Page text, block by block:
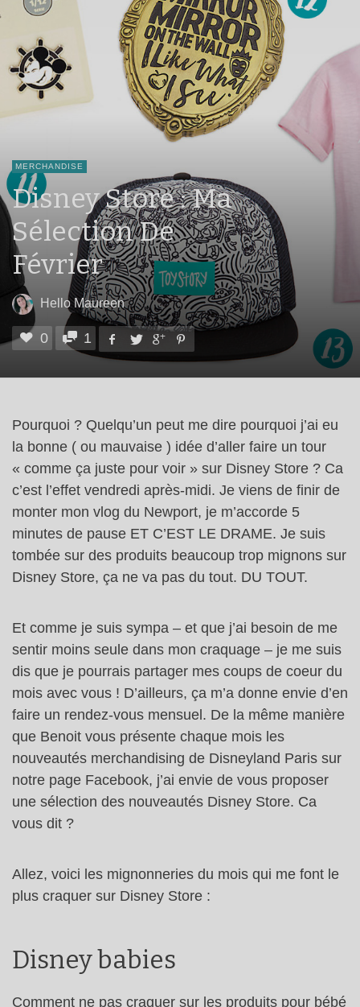
MERCHANDISE
Disney Store : Ma
Sélection De
Février
Hello Maureen
0 1
Pourquoi ? Quelqu’un peut me dire pourquoi j’ai eu
la bonne ( ou mauvaise ) idée d’aller faire un tour
« comme ça juste pour voir » sur Disney Store ? Ca
c’est l’effet vendredi après-midi. Je viens de finir de
monter mon vlog du Newport, je m’accorde 5
minutes de pause ET C’EST LE DRAME. Je suis
tombée sur des produits beaucoup trop mignons sur
Disney Store, ça ne va pas du tout. DU TOUT.
Et comme je suis sympa – et que j’ai besoin de me
sentir moins seule dans mon craquage – je me suis
dis que je pourrais partager mes coups de coeur du
mois avec vous ! D’ailleurs, ça m’a donne envie d’en
faire un rendez-vous mensuel. De la même manière
que Benoit vous présente chaque mois les
nouveautés merchandising de Disneyland Paris sur
notre page Facebook, j’ai envie de vous proposer
une sélection des nouveautés Disney Store. Ca
vous dit ?
Allez, voici les mignonneries du mois qui me font le
plus craquer sur Disney Store :
Disney babies
Comment ne pas craquer sur les produits pour bébé